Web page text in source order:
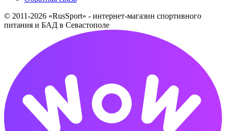
© 2011-2026 «RusSport» - интернет-магазин спортивного
питания и БАД в Севастополе